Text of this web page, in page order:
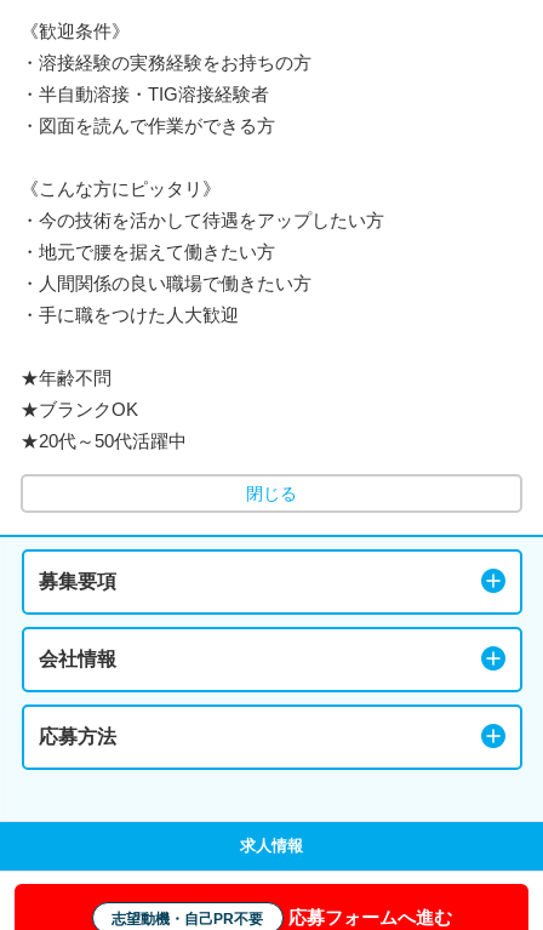
《歓迎条件》
・溶接経験の実務経験をお持ちの方
・半自動溶接・TIG溶接経験者
・図面を読んで作業ができる方
《こんな方にピッタリ》
・今の技術を活かして待遇をアップしたい方
・地元で腰を据えて働きたい方
・人間関係の良い職場で働きたい方
・手に職をつけた人大歓迎
★年齢不問
★ブランクOK
★20代～50代活躍中
閉じる
募集要項
会社情報
応募方法
求人情報
志望動機・自己PR不要 応募フォームへ進む